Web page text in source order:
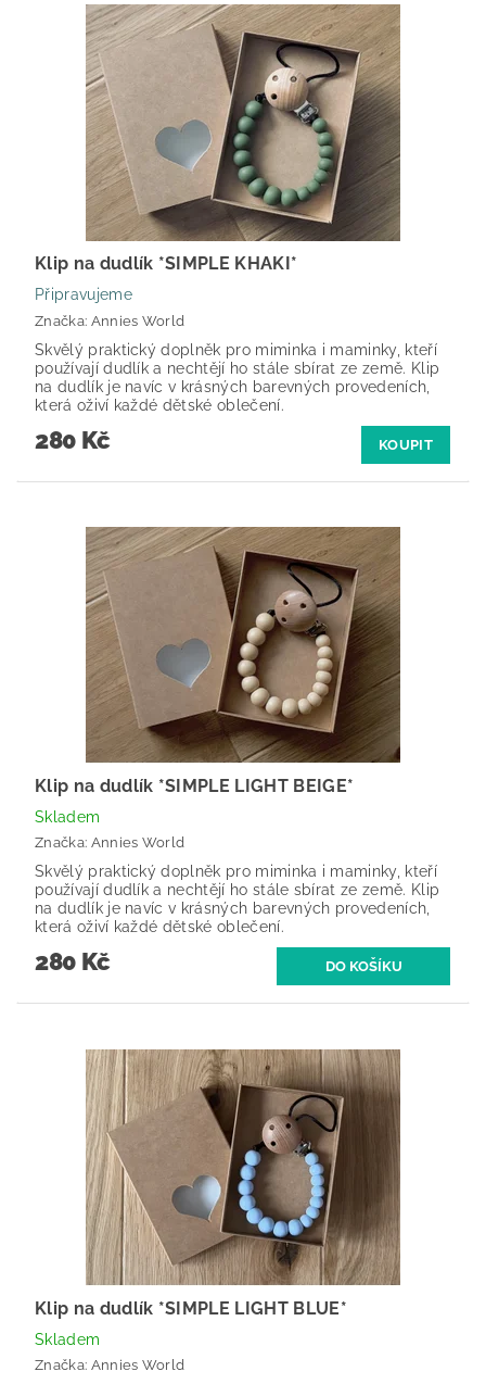
Klip na dudlík *SIMPLE KHAKI*
Připravujeme
Značka: Annies World
Skvělý praktický doplněk pro miminka i maminky, kteří
používají dudlík a nechtějí ho stále sbírat ze země. Klip
na dudlík je navíc v krásných barevných provedeních,
která oživí každé dětské oblečení.
280 Kč KOUPIT
Klip na dudlík *SIMPLE LIGHT BEIGE*
Skladem
Značka: Annies World
Skvělý praktický doplněk pro miminka i maminky, kteří
používají dudlík a nechtějí ho stále sbírat ze země. Klip
na dudlík je navíc v krásných barevných provedeních,
která oživí každé dětské oblečení.
280 Kč
Klip na dudlík *SIMPLE LIGHT BLUE*
Skladem
Značka: Annies World